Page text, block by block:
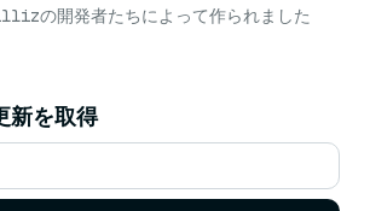
の開発者たちによって作られました
を取得